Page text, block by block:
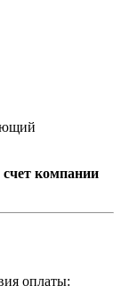
компании
оплаты: